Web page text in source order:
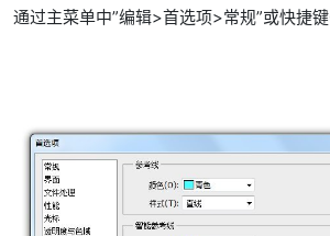
通过主菜单中”编辑>首选项>常规”或快捷